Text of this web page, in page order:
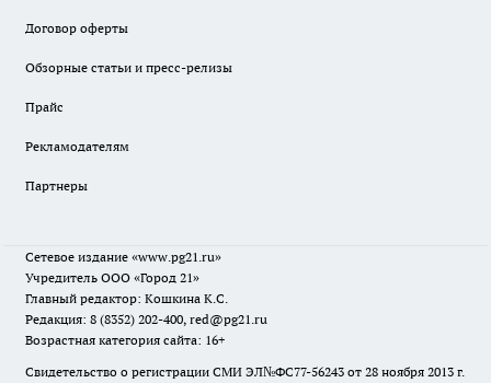
Договор оферты
Обзорные статьи и пресс-релизы
Прайс
Рекламодателям
Партнеры
Сетевое издание «www.pg21.ru»
Учредитель ООО «Город 21»
Главный редактор: Кошкина К.С.
Редакция: 8 (8352) 202-400, red@pg21.ru
Возрастная категория сайта: 16+
Свидетельство о регистрации СМИ ЭЛ№ФС77-56243 от 28 ноября 2013 г.